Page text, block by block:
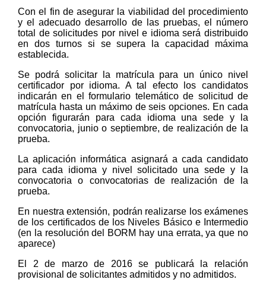
Con el fin de asegurar la viabilidad del procedimiento
y el adecuado desarrollo de las pruebas, el número
total de solicitudes por nivel e idioma será distribuido
en dos turnos si se supera la capacidad máxima
establecida.
Se podrá solicitar la matrícula para un único nivel
certificador por idioma. A tal efecto los candidatos
indicarán en el formulario telemático de solicitud de
matrícula hasta un máximo de seis opciones. En cada
opción figurarán para cada idioma una sede y la
convocatoria, junio o septiembre, de realización de la
prueba.
La aplicación informática asignará a cada candidato
para cada idioma y nivel solicitado una sede y la
convocatoria o convocatorias de realización de la
prueba.
En nuestra extensión, podrán realizarse los exámenes
de los certificados de los Niveles Básico e Intermedio
(en la resolución del BORM hay una errata, ya que no
aparece)
El 2 de marzo de 2016 se publicará la relación
provisional de solicitantes admitidos y no admitidos.